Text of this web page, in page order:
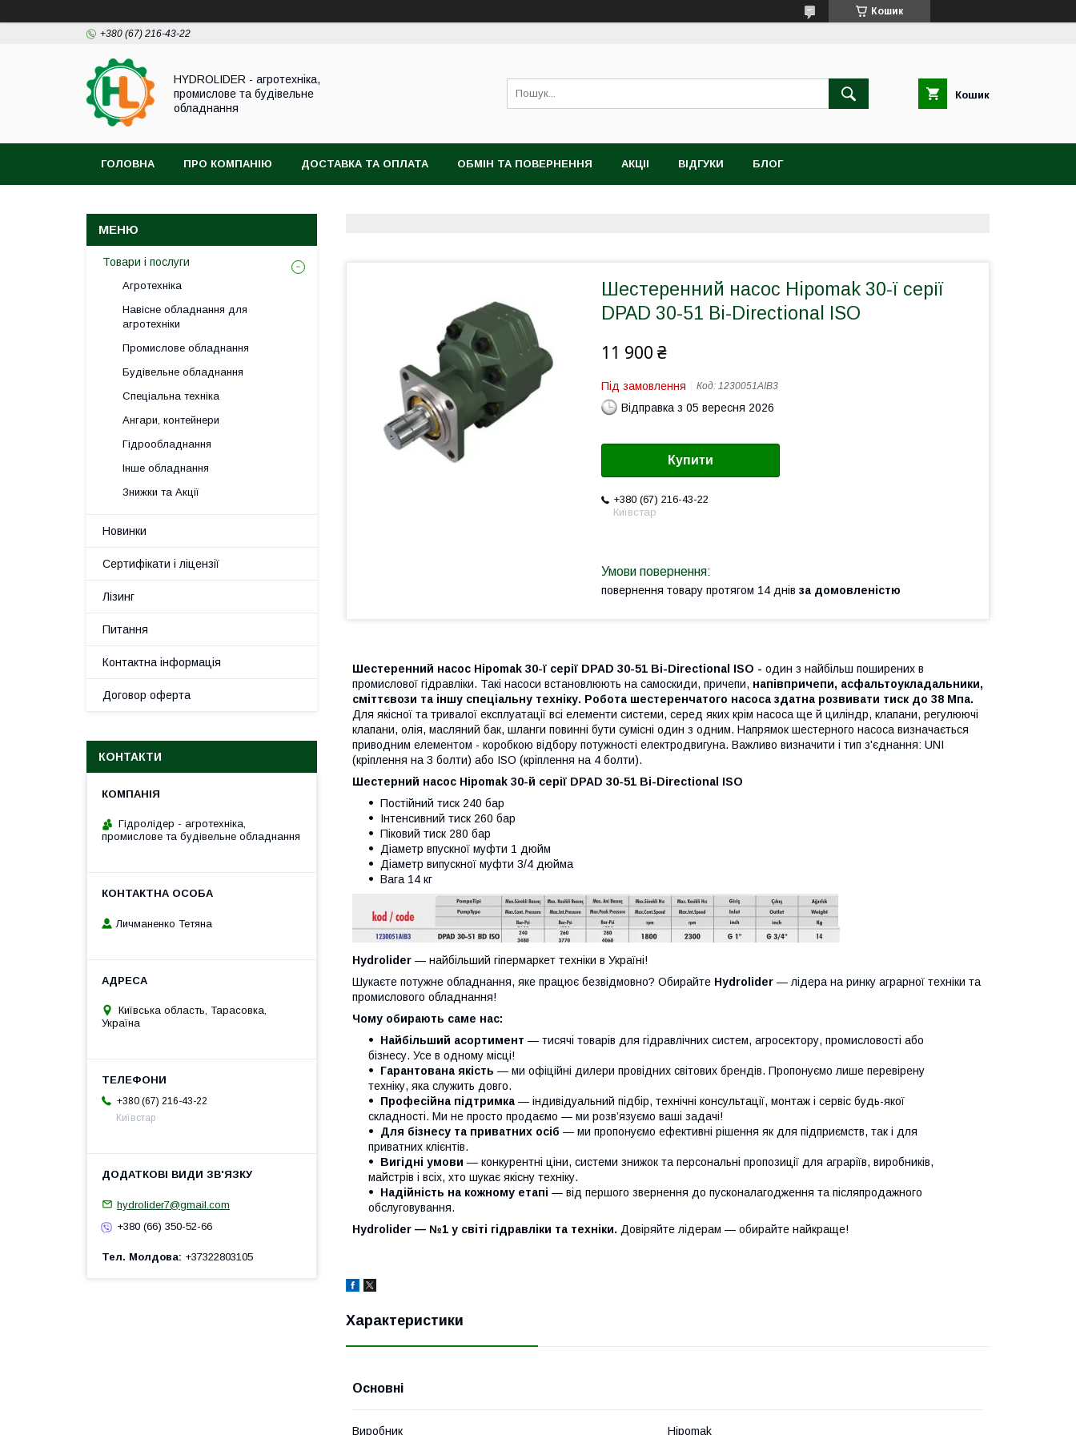
Кошик
+380 (67) 216-43-22
HYDROLIDER - агротехніка,
промислове та будівельне
обладнання
Кошик
ГОЛОВНА ПРО КОМПАНІЮ ДОСТАВКА ТА ОПЛАТА ОБМІН ТА ПОВЕРНЕННЯ АКЦІІ ВІДГУКИ БЛОГ
Шестеренний насос Hipomak 30-ї серії
DPAD 30-51 Bi-Directional ISO
11 900 ₴
Під замовлення Код: 1230051AIB3
Відправка з 05 вересня 2026
Купити
+380 (67) 216-43-22
Київстар
повернення товару протягом 14 днів за домовленістю
Шестеренний насос Hipomak 30-ї серії DPAD 30-51 Bi-Directional ISO - один з найбільш поширених в
промислової гідравліки. Такі насоси встановлюють на самоскиди, причепи, напівпричепи, асфальтоукладальники,
сміттєвози та іншу спеціальну техніку. Робота шестеренчатого насоса здатна розвивати тиск до 38 Мпа.
Для якісної та тривалої експлуатації всі елементи системи, серед яких крім насоса ще й циліндр, клапани, регулюючі
клапани, олія, масляний бак, шланги повинні бути сумісні один з одним. Напрямок шестерного насоса визначається
приводним елементом - коробкою відбору потужності електродвигуна. Важливо визначити і тип з'єднання: UNI
(кріплення на 3 болти) або ISO (кріплення на 4 болти).
Шестерний насос Hipomak 30-й серії DPAD 30-51 Bi-Directional ISO
Постійний тиск 240 бар
Інтенсивний тиск 260 бар
Піковий тиск 280 бар
Діаметр впускної муфти 1 дюйм
Діаметр випускної муфти 3/4 дюйма
Вага 14 кг
Hydrolider — найбільший гіпермаркет техніки в Україні!
Шукаєте потужне обладнання, яке працює безвідмовно? Обирайте Hydrolider — лідера на ринку аграрної техніки та
промислового обладнання!
Чому обирають саме нас:
Найбільший асортимент — тисячі товарів для гідравлічних систем, агросектору, промисловості або
бізнесу. Усе в одному місці!
Гарантована якість — ми офіційні дилери провідних світових брендів. Пропонуємо лише перевірену
техніку, яка служить довго.
Професійна підтримка — індивідуальний підбір, технічні консультації, монтаж і сервіс будь-якої
складності. Ми не просто продаємо — ми розв’язуємо ваші задачі!
Для бізнесу та приватних осіб — ми пропонуємо ефективні рішення як для підприємств, так і для
приватних клієнтів.
Вигідні умови — конкурентні ціни, системи знижок та персональні пропозиції для аграріїв, виробників,
майстрів і всіх, хто шукає якісну техніку.
Надійність на кожному етапі — від першого звернення до пусконалагодження та післяпродажного
обслуговування.
Hydrolider — №1 у світі гідравліки та техніки. Довіряйте лідерам — обирайте найкраще!
Характеристики
Основні
Виробник Hipomak
Товари і послуги
Агротехніка
Навісне обладнання для
агротехніки
Промислове обладнання
Будівельне обладнання
Спеціальна техніка
Ангари, контейнери
Гідрообладнання
Інше обладнання
Знижки та Акції
Новинки
Сертифікати і ліцензії
Лізинг
Питання
Контактна інформація
Договор оферта
КОНТАКТИ
Гідролідер - агротехніка,
промислове та будівельне обладнання
Личманенко Тетяна
Київська область, Тарасовка,
Україна
+380 (67) 216-43-22
Київстар
hydrolider7@gmail.com
+380 (66) 350-52-66
Тел. Молдова +37322803105